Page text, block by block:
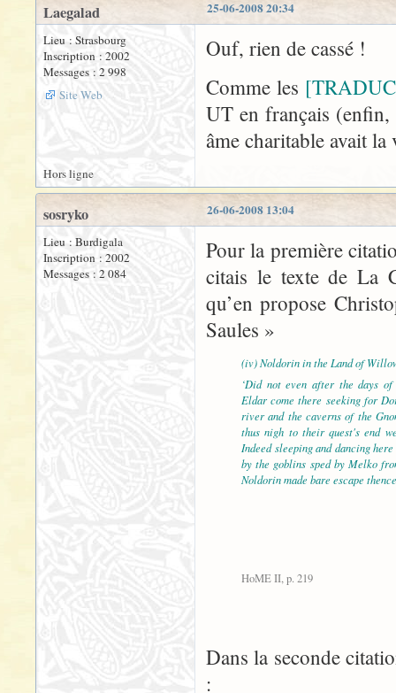
25-06-2008 20:34
Laegalad
Lieu : Strasbourg
Inscription : 2002
Messages : 2 998
Site Web
Ouf, rien de cassé !
Comme les
UT en français (enfin,
âme charitable avait
Hors ligne
26-06-2008 13:04
sosryko
Lieu : Burdigala
Inscription : 2002
Messages : 2 084
Pour la première
citais le texte de La
qu’en propose
Saules »
(iv) Noldorin in the Land of
‘Did not even after the days
Eldar come there seeking for
river and the caverns of the
thus nigh to their quest's end
Indeed sleeping and dancing
by the goblins sped by Melko
Noldorin made bare escape
HoME II, p. 219
Dans la seconde
: